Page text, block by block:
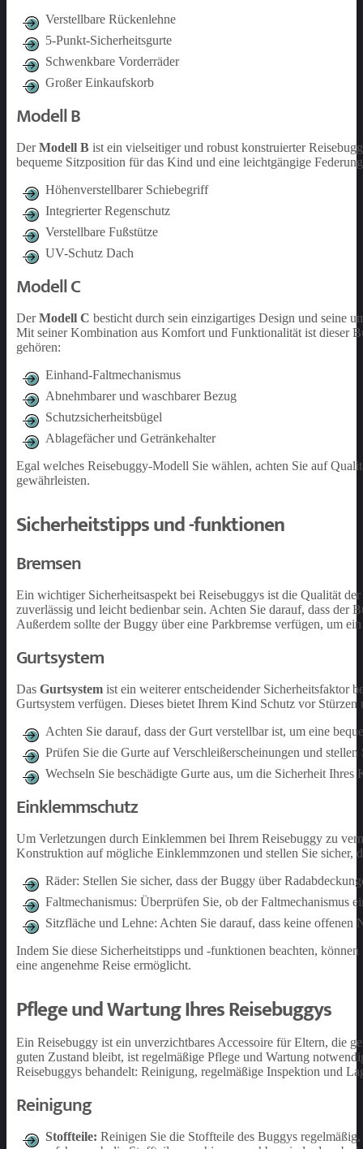
Verstellbare Rückenlehne
5-Punkt-Sicherheitsgurte
Schwenkbare Vorderräder
Großer Einkaufskorb
Modell B
DerModell B ist ein vielseitiger und robust konstruierter
bequeme Sitzposition für das Kind und eine leichtgängige
Höhenverstellbarer Schiebegriff
Integrierter Regenschutz
Verstellbare Fußstütze
UV-Schutz Dach
Modell C
DerModell C besticht durch sein einzigartiges Design und seine
Mit seiner Kombination aus Komfort und Funktionalität ist dieser
gehören:
Einhand-Faltmechanismus
Abnehmbarer und waschbarer Bezug
Schutzsicherheitsbügel
Ablagefächer und Getränkehalter
Egal welches Reisebuggy-Modell Sie wählen, achten Sie auf
gewährleisten.
Sicherheitstipps und -funktionen
Bremsen
Ein wichtiger Sicherheitsaspekt bei Reisebuggys ist die Qualität der
zuverlässig und leicht bedienbar sein. Achten Sie darauf, dass der
Außerdem sollte der Buggy über eine Parkbremse verfügen, um
Gurtsystem
Das Gurtsystem ist ein weiterer entscheidender Sicherheitsfaktor
Gurtsystem verfügen. Dieses bietet Ihrem Kind Schutz vor
Achten Sie darauf, dass der Gurt verstellbar ist, um eine
Prüfen Sie die Gurte auf Verschleißerscheinungen und
Wechseln Sie beschädigte Gurte aus, um die Sicherheit Ihres
Einklemmschutz
Um Verletzungen durch Einklemmen bei Ihrem Reisebuggy zu
Konstruktion auf mögliche Einklemmzonen und stellen Sie sicher,
Räder: Stellen Sie sicher, dass der Buggy über
Faltmechanismus: Überprüfen Sie, ob der Faltmechanismus
Sitzfläche und Lehne: Achten Sie darauf, dass keine
Indem Sie diese Sicherheitstipps und -funktionen beachten,
eine angenehme Reise ermöglicht.
Pflege und Wartung Ihres Reisebuggys
Ein Reisebuggy ist ein unverzichtbares Accessoire für Eltern, die
guten Zustand bleibt, ist regelmäßige Pflege und Wartung
Reisebuggys behandelt: Reinigung, regelmäßige Inspektion und
Reinigung
Stoffteile: Reinigen Sie die Stoffteile des Buggys